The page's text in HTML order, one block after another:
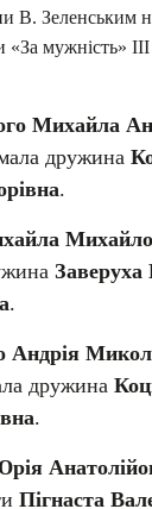
В. Зеленським
мужність»
Михайла
дружина
.
Заверуха
.
Андрія
дружина
.
Пігнаста